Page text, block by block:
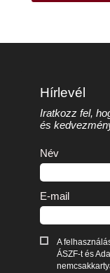
Hírlevél
Iratkozz fel,
és
Név
E-mail
A
ÁSZF-t és